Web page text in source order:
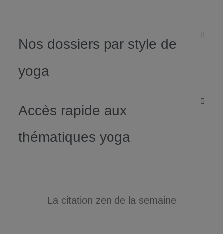
Nos dossiers par style de
yoga​
Accès rapide aux
thématiques yoga
La citation zen de la semaine